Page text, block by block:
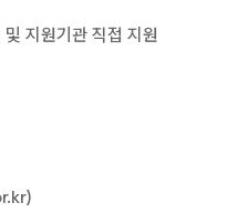
지원기관 직접 지원